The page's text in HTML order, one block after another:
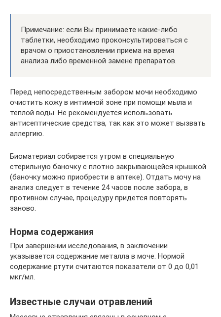
Примечание: если Вы принимаете какие-либо
таблетки, необходимо проконсультироваться с
врачом о приостановлении приема на время
анализа либо временной замене препаратов.
Перед непосредственным забором мочи необходимо
очистить кожу в интимной зоне при помощи мыла и
теплой воды. Не рекомендуется использовать
антисептические средства, так как это может вызвать
аллергию.
Биоматериал собирается утром в специальную
стерильную баночку с плотно закрывающейся крышкой
(баночку можно приобрести в аптеке). Отдать мочу на
анализ следует в течение 24 часов после забора, в
противном случае, процедуру придется повторять
заново.
Норма содержания
При завершении исследования, в заключении
указывается содержание металла в моче. Нормой
содержание ртути считаются показатели от 0 до 0,01
мкг/мл.
Известные случаи отравлений